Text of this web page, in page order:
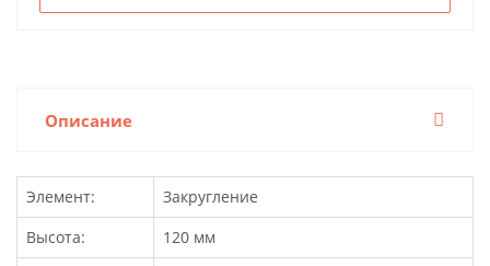
Описание
Элемент:
Закругление
Высота:
120 мм